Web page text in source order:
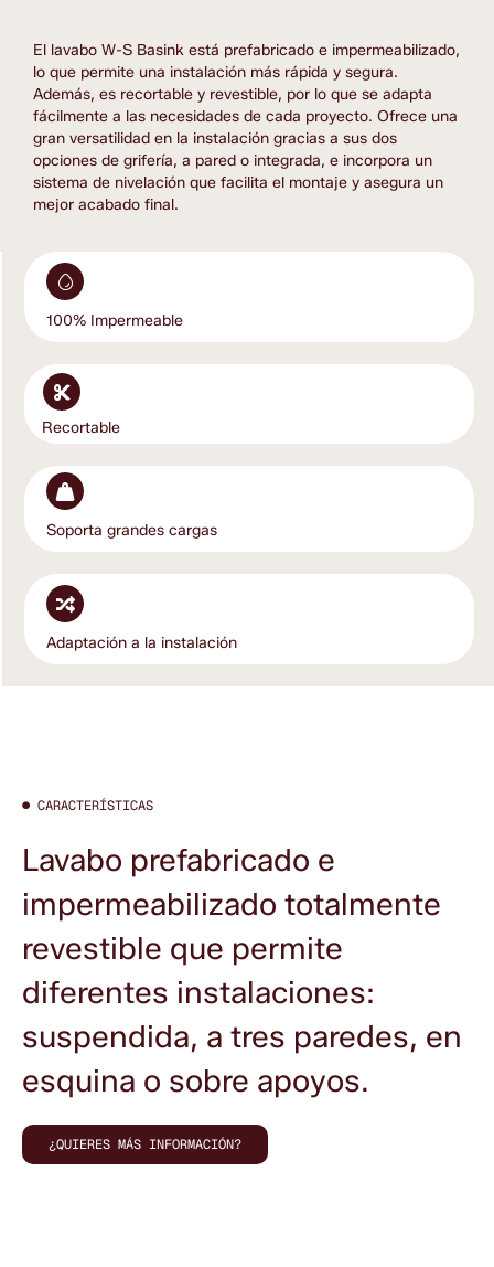
El lavabo W-S Basink está prefabricado e impermeabilizado,
lo que permite una instalación más rápida y segura.
Además, es recortable y revestible, por lo que se adapta
fácilmente a las necesidades de cada proyecto. Ofrece una
gran versatilidad en la instalación gracias a sus dos
opciones de grifería, a pared o integrada, e incorpora un
sistema de nivelación que facilita el montaje y asegura un
mejor acabado final.
100% Impermeable
Recortable
Soporta grandes cargas
Adaptación a la instalación
● CARACTERÍSTICAS
Lavabo prefabricado e
impermeabilizado totalmente
revestible que permite
diferentes instalaciones:
suspendida, a tres paredes, en
esquina o sobre apoyos.
¿QUIERES MÁS INFORMACIÓN?